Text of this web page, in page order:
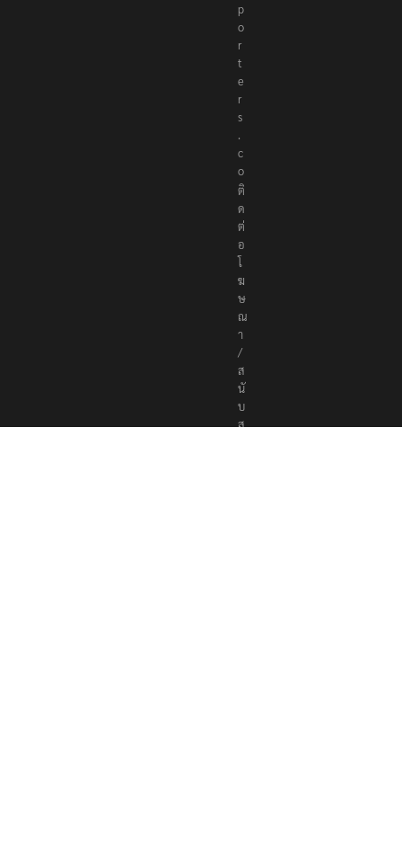
p
o
r
t
e
r
s
.
c
o
ติ
ด
ต่
อ
โ
ฆ
ษ
ณ
า
/
ส
นั
บ
ส